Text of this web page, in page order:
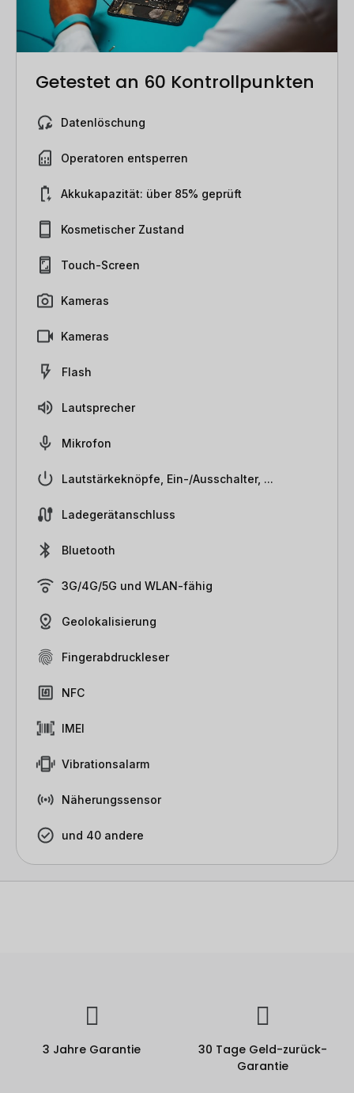
Getestet an 60 Kontrollpunkten
Datenlöschung
Operatoren entsperren
Akkukapazität: über 85% geprüft
Kosmetischer Zustand
Touch-Screen
Kameras
Kameras
Flash
Lautsprecher
Mikrofon
Lautstärkeknöpfe, Ein-/Ausschalter, ...
Ladegerätanschluss
Bluetooth
3G/4G/5G und WLAN-fähig
Geolokalisierung
Fingerabdruckleser
NFC
IMEI
Vibrationsalarm
Näherungssensor
und 40 andere
3 Jahre Garantie
30 Tage Geld-zurück-
Garantie